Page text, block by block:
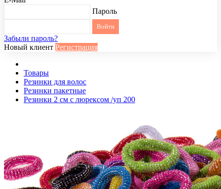
Пароль
Забыли пароль?
Новый клиент Регистрация
Товары
Резинки для волос
Резинки пакетные
Резинки 2 см с люрексом /уп 200